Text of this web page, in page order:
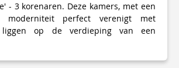
- 3 korenaren. Deze kamers, met een
moderniteit perfect verenigt met
liggen op de verdieping van een